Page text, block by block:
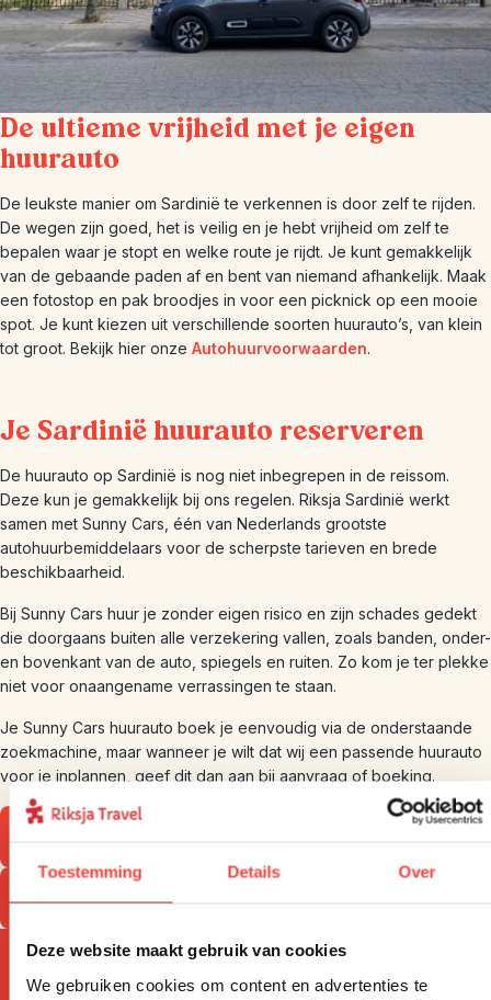
Toestemming Details Over
Deze website maakt gebruik van cookies
We gebruiken cookies om content en advertenties te
De ultieme vrijheid met je eigen
huurauto
De leukste manier om Sardinië te verkennen is door zelf te rijden.
De wegen zijn goed, het is veilig en je hebt vrijheid om zelf te
bepalen waar je stopt en welke route je rijdt. Je kunt gemakkelijk
van de gebaande paden af en bent van niemand afhankelijk. Maak
een fotostop en pak broodjes in voor een picknick op een mooie
spot. Je kunt kiezen uit verschillende soorten huurauto’s, van klein
tot groot. Bekijk hier onze Autohuurvoorwaarden.
Je Sardinië huurauto reserveren
De huurauto op Sardinië is nog niet inbegrepen in de reissom.
Deze kun je gemakkelijk bij ons regelen. Riksja Sardinië werkt
samen met Sunny Cars, één van Nederlands grootste
autohuurbemiddelaars voor de scherpste tarieven en brede
beschikbaarheid.
Bij Sunny Cars huur je zonder eigen risico en zijn schades gedekt
die doorgaans buiten alle verzekering vallen, zoals banden, onder-
en bovenkant van de auto, spiegels en ruiten. Zo kom je ter plekke
niet voor onaangename verrassingen te staan.
Je Sunny Cars huurauto boek je eenvoudig via de onderstaande
zoekmachine, maar wanneer je wilt dat wij een passende huurauto
voor je inplannen, geef dit dan aan bij aanvraag of boeking.
Bekijk onze Sardinië-rondreizen